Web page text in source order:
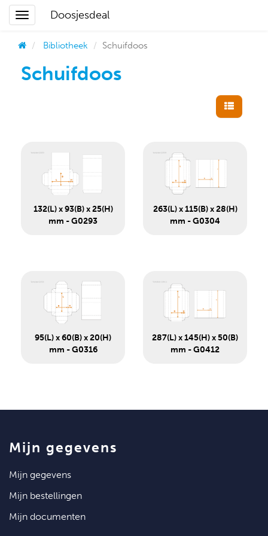
Doosjesdeal
Bibliotheek Schuifdoos
Schuifdoos
132(L) x 93(B) x 25(H)
mm - G0293
263(L) x 115(B) x 28(H)
mm - G0304
95(L) x 60(B) x 20(H)
mm - G0316
287(L) x 145(H) x 50(B)
mm - G0412
mijn gegevens
mijn gegevens
mijn bestellingen
mijn documenten